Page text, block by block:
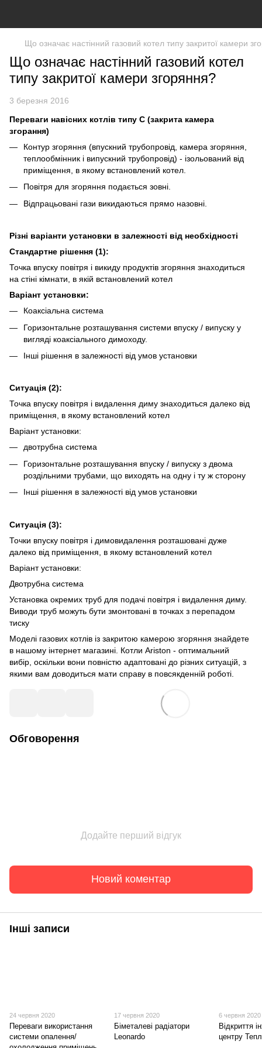
Що означає настінний газовий котел типу закритої камери
Що означає настінний газовий котел
типу закритої камери згоряння?
3 березня 2016
Переваги навісних котлів типу C (закрита камера
згорання)
Контур згоряння (впускний трубопровід, камера згоряння,
теплообмінник і випускний трубопровід) - ізольований від
приміщення, в якому встановлений котел.
Повітря для згоряння подається зовні.
Відпрацьовані гази викидаються прямо назовні.
Різні варіанти установки в залежності від необхідності
Стандартне рішення (1):
Точка впуску повітря і викиду продуктів згоряння знаходиться
на стіні кімнати, в якій встановлений котел
Варіант установки:
Коаксіальна система
Горизонтальне розташування системи впуску / випуску у
вигляді коаксіального димоходу.
Інші рішення в залежності від умов установки
Ситуація (2):
Точка впуску повітря і видалення диму знаходиться далеко від
приміщення, в якому встановлений котел
Варіант установки:
двотрубна система
Горизонтальне розташування впуску / випуску з двома
роздільними трубами, що виходять на одну і ту ж сторону
Інші рішення в залежності від умов установки
Ситуація (3):
Точки впуску повітря і димовидалення розташовані дуже
далеко від приміщення, в якому встановлений котел
Варіант установки:
Двотрубна система
Установка окремих труб для подачі повітря і видалення диму.
Виводи труб можуть бути змонтовані в точках з перепадом
тиску
Моделі газових котлів із закритою камерою згоряння знайдете
в нашому інтернет магазині. Котли Ariston - оптимальний
вибір, оскільки вони повністю адаптовані до різних ситуацій, з
якими вам доводиться мати справу в повсякденній роботі.
Обговорення
Додайте перший відгук
Новий коментар
Інші записи
24 червня 2020
Переваги використання
системи опалення/
17 червня 2020
Біметалеві радіатори
Leonardo
6 червня 2020
Відкриття
центру